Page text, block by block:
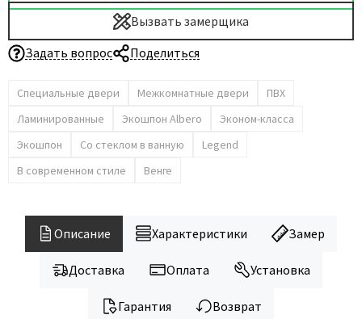
Вызвать замерщика
Задать вопрос
Поделиться
Специальные двери Межкомнатные двери
ПВХ
Ламинированные
Экошпон Albero
Эконом-класса
Экошпон
Со стеклом в ванную
Legend
В современном стиле
Венге
Описание Характеристики Замер
Доставка Оплата Установка
Гарантия Возврат